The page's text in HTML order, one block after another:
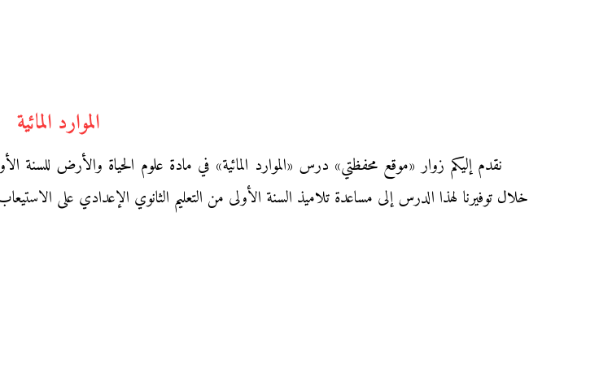
الموارد المائية
نقدم إليكم زوار «موقع محفظتي» درس «الموارد المائية» في مادة علوم الحياة والأرض
خلال توفيرنا لهذا الدرس إلى مساعدة تلاميذ السنة الأولى من التعليم الثانوي الإعدادي على